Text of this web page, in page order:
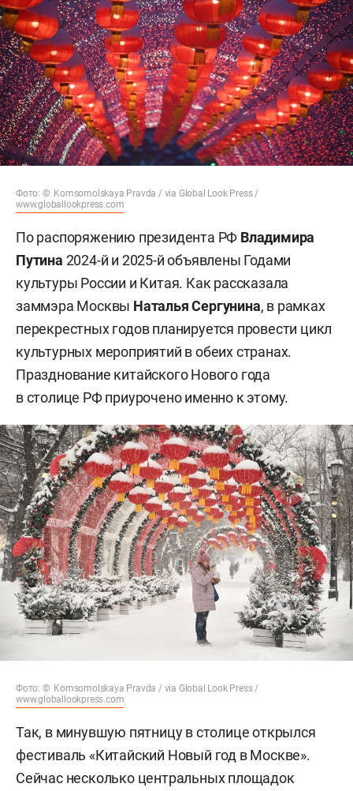
Фото: © Komsomolskaya Pravda / via Global Look Press /
www.globallookpress.com
По распоряжению президента РФ Владимира
Путина 2024-й и 2025-й объявлены Годами
культуры России и Китая. Как рассказала
заммэра Москвы Наталья Сергунина, в рамках
перекрестных годов планируется провести цикл
культурных мероприятий в обеих странах.
Празднование китайского Нового года
в столице РФ приурочено именно к этому.
Фото: © Komsomolskaya Pravda / via Global Look Press /
www.globallookpress.com
Так, в минувшую пятницу в столице открылся
фестиваль «Китайский Новый год в Москве».
Сейчас несколько центральных площадок